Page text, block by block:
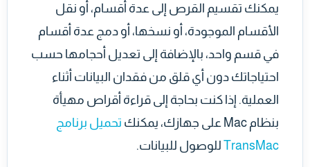
يمكنك تقسيم القرص إلى عدة أقسام، أو نقل
الأقسام الموجودة، أو نسخها، أو دمج عدة أقسام
في قسم واحد، بالإضافة إلى تعديل أحجامها حسب
احتياجاتك دون أي قلق من فقدان البيانات أثناء
العملية. إذا كنت بحاجة إلى قراءة أقراص مهيأة
بنظام Mac على جهازك، يمكنك
تحميل برنامج
TransMac للوصول للبيانات.